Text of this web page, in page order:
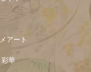
アート
彩華